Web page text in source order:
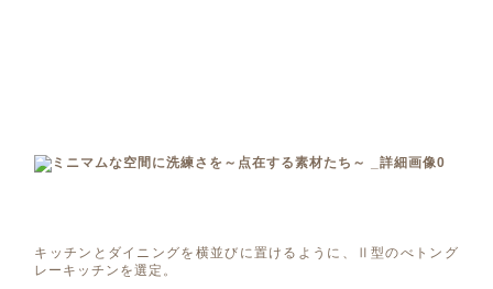
キッチンとダイニングを横並びに置けるように、Ⅱ型のべトング
レーキッチンを選定。